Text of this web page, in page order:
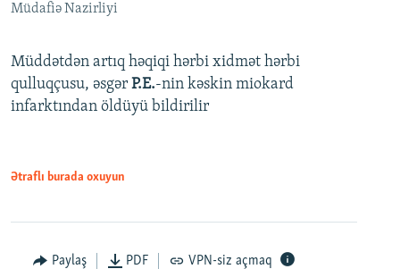
Müdafiə Nazirliyi
Müddətdən artıq həqiqi hərbi xidmət hərbi
qulluqçusu, əsgər P.E.-nin kəskin miokard
infarktından öldüyü bildirilir
Ətraflı burada oxuyun
Paylaş PDF VPN-siz açmaq